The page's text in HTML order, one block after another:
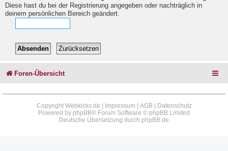
Diese hast du bei der Registrierung angegeben oder nachträglich in
deinem persönlichen Bereich geändert.
Foren-Übersicht
Copyright Webkicks.de | Impressum | AGB| Datenschutz
Powered by phpBB® Forum Software © phpBB Limited
Deutsche Übersetzung durch phpBB.de